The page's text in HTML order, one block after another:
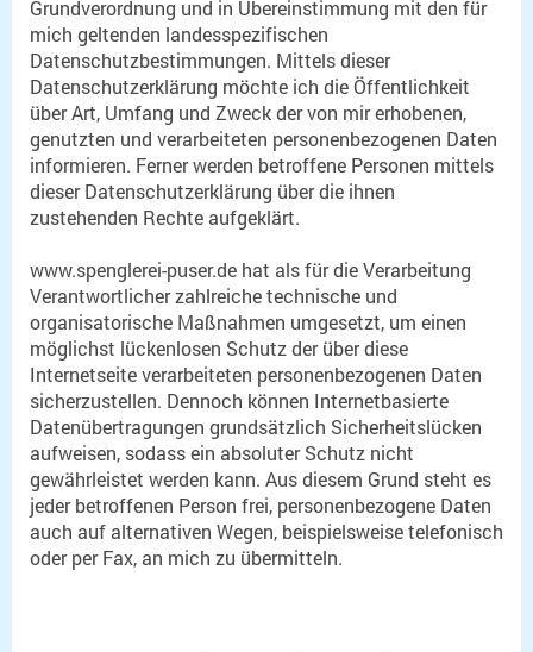
Grundverordnung und in Übereinstimmung mit den für
mich geltenden landesspezifischen
Datenschutzbestimmungen. Mittels dieser
Datenschutzerklärung möchte ich die Öffentlichkeit
über Art, Umfang und Zweck der von mir erhobenen,
genutzten und verarbeiteten personenbezogenen Daten
informieren. Ferner werden betroffene Personen mittels
dieser Datenschutzerklärung über die ihnen
zustehenden Rechte aufgeklärt.
www.spenglerei-puser.de hat als für die Verarbeitung
Verantwortlicher zahlreiche technische und
organisatorische Maßnahmen umgesetzt, um einen
möglichst lückenlosen Schutz der über diese
Internetseite verarbeiteten personenbezogenen Daten
sicherzustellen. Dennoch können Internetbasierte
Datenübertragungen grundsätzlich Sicherheitslücken
aufweisen, sodass ein absoluter Schutz nicht
gewährleistet werden kann. Aus diesem Grund steht es
jeder betroffenen Person frei, personenbezogene Daten
auch auf alternativen Wegen, beispielsweise telefonisch
oder per Fax, an mich zu übermitteln.